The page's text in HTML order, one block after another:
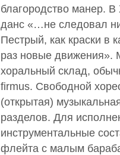
благородство манер.
данс «…не следовал
Пестрый, как краски в
раз новые движения».
хоральный склад,
firmus. Свободной
(открытая)
разделов. Для
инструментальные
флейта с малым